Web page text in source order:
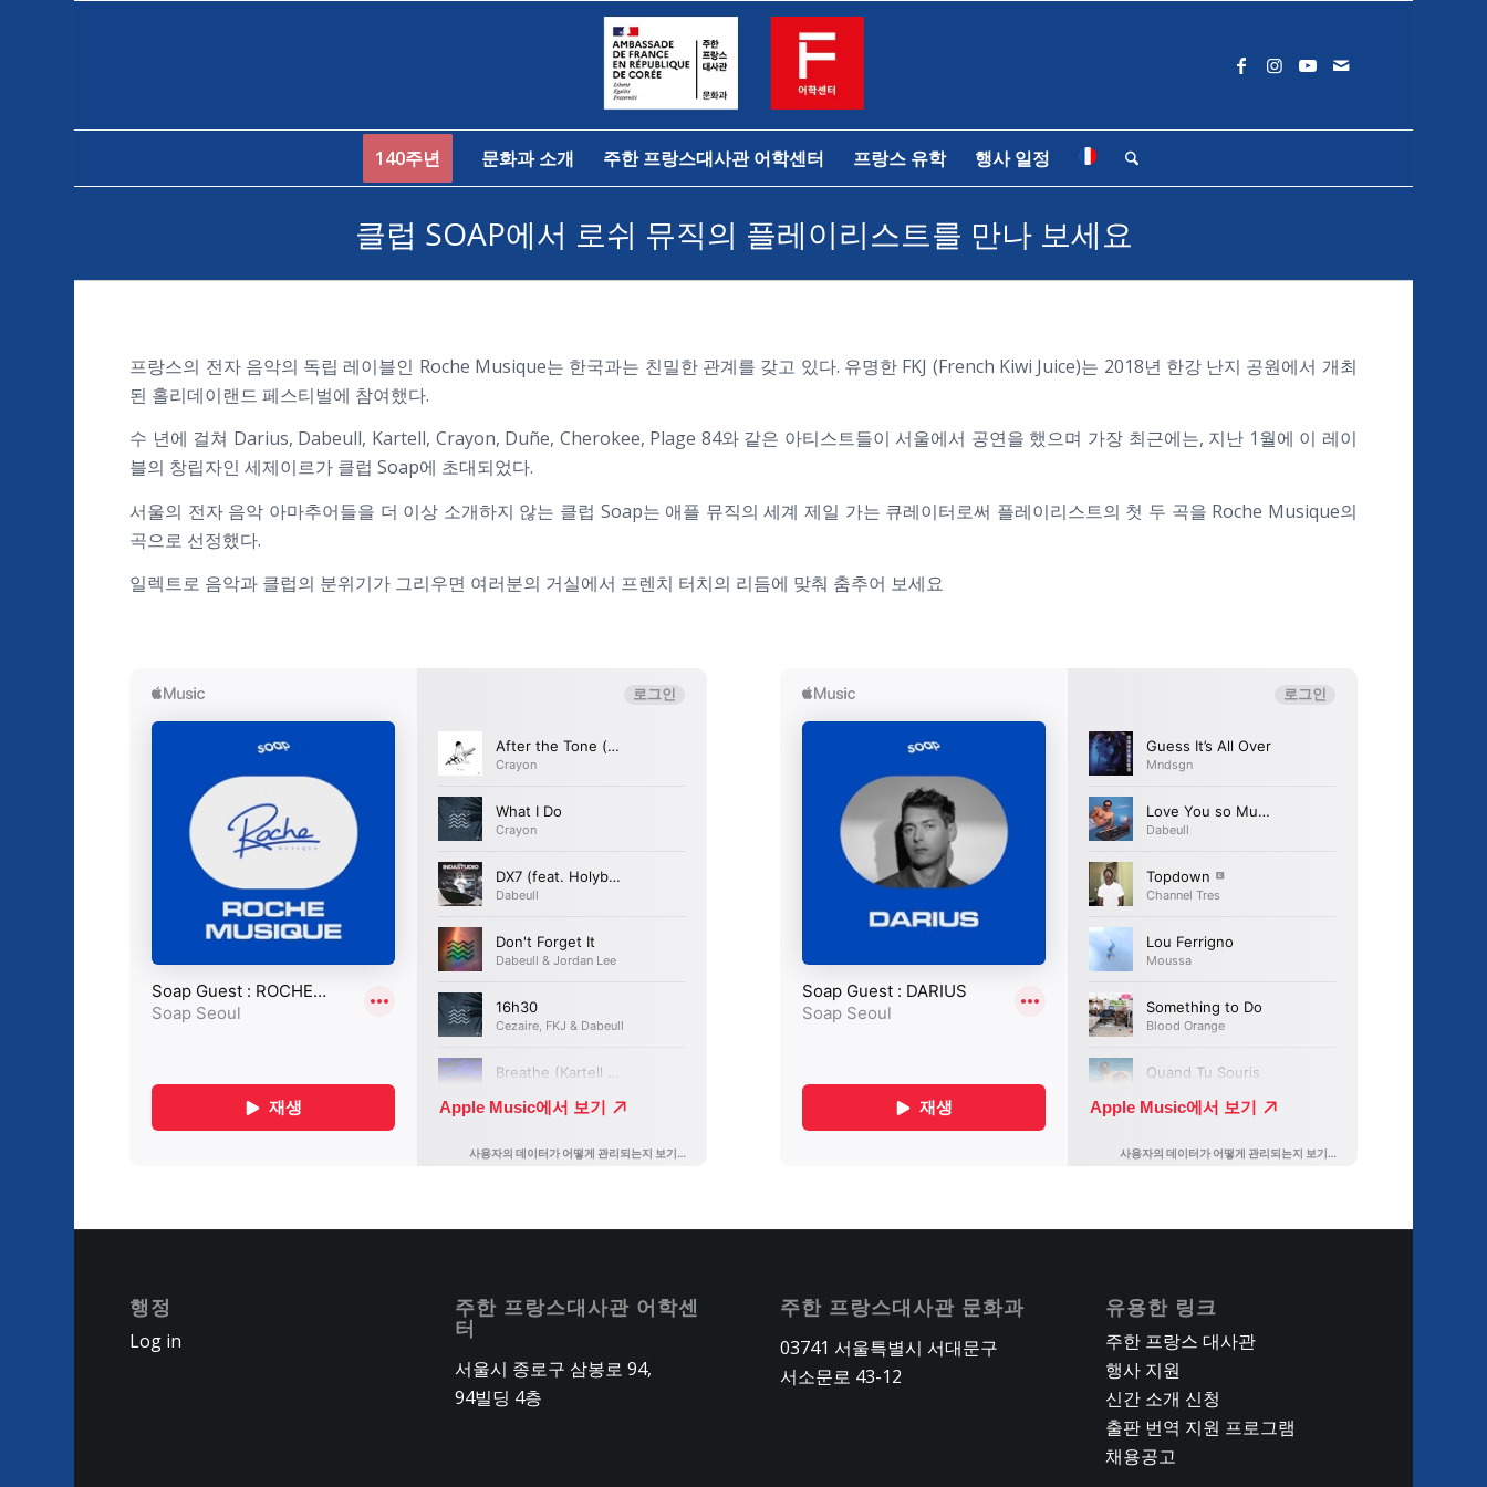
140주년 문화과 소개 주한 프랑스대사관 어학센터 프랑스 유학 행사 일정
클럽 SOAP에서 로쉬 뮤직의 플레이리스트를 만나 보세요
프랑스의 전자 음악의 독립 레이블인 Roche Musique는 한국과는 친밀한 관계를 갖고 있다. 유명한 FKJ (French Kiwi Juice)는 2018년 한강 난지 공원에서 개최
된 홀리데이랜드 페스티벌에 참여했다.
수 년에 걸쳐 Darius, Dabeull, Kartell, Crayon, Duñe, Cherokee, Plage 84와 같은 아티스트들이 서울에서 공연을 했으며 가장 최근에는, 지난 1월에 이 레이
블의 창립자인 세제이르가 클럽 Soap에 초대되었다.
서울의 전자 음악 아마추어들을 더 이상 소개하지 않는 클럽 Soap는 애플 뮤직의 세계 제일 가는 큐레이터로써 플레이리스트의 첫 두 곡을 Roche Musique의
곡으로 선정했다.
일렉트로 음악과 클럽의 분위기가 그리우면 여러분의 거실에서 프렌치 터치의 리듬에 맞춰 춤추어 보세요
행정
Log in
주한 프랑스대사관 어학센
터
서울시 종로구 삼봉로 94,
94빌딩 4층
주한 프랑스대사관 문화과
03741 서울특별시 서대문구
서소문로 43-12
유용한 링크
주한 프랑스 대사관
행사 지원
신간 소개 신청
출판 번역 지원 프로그램
채용공고